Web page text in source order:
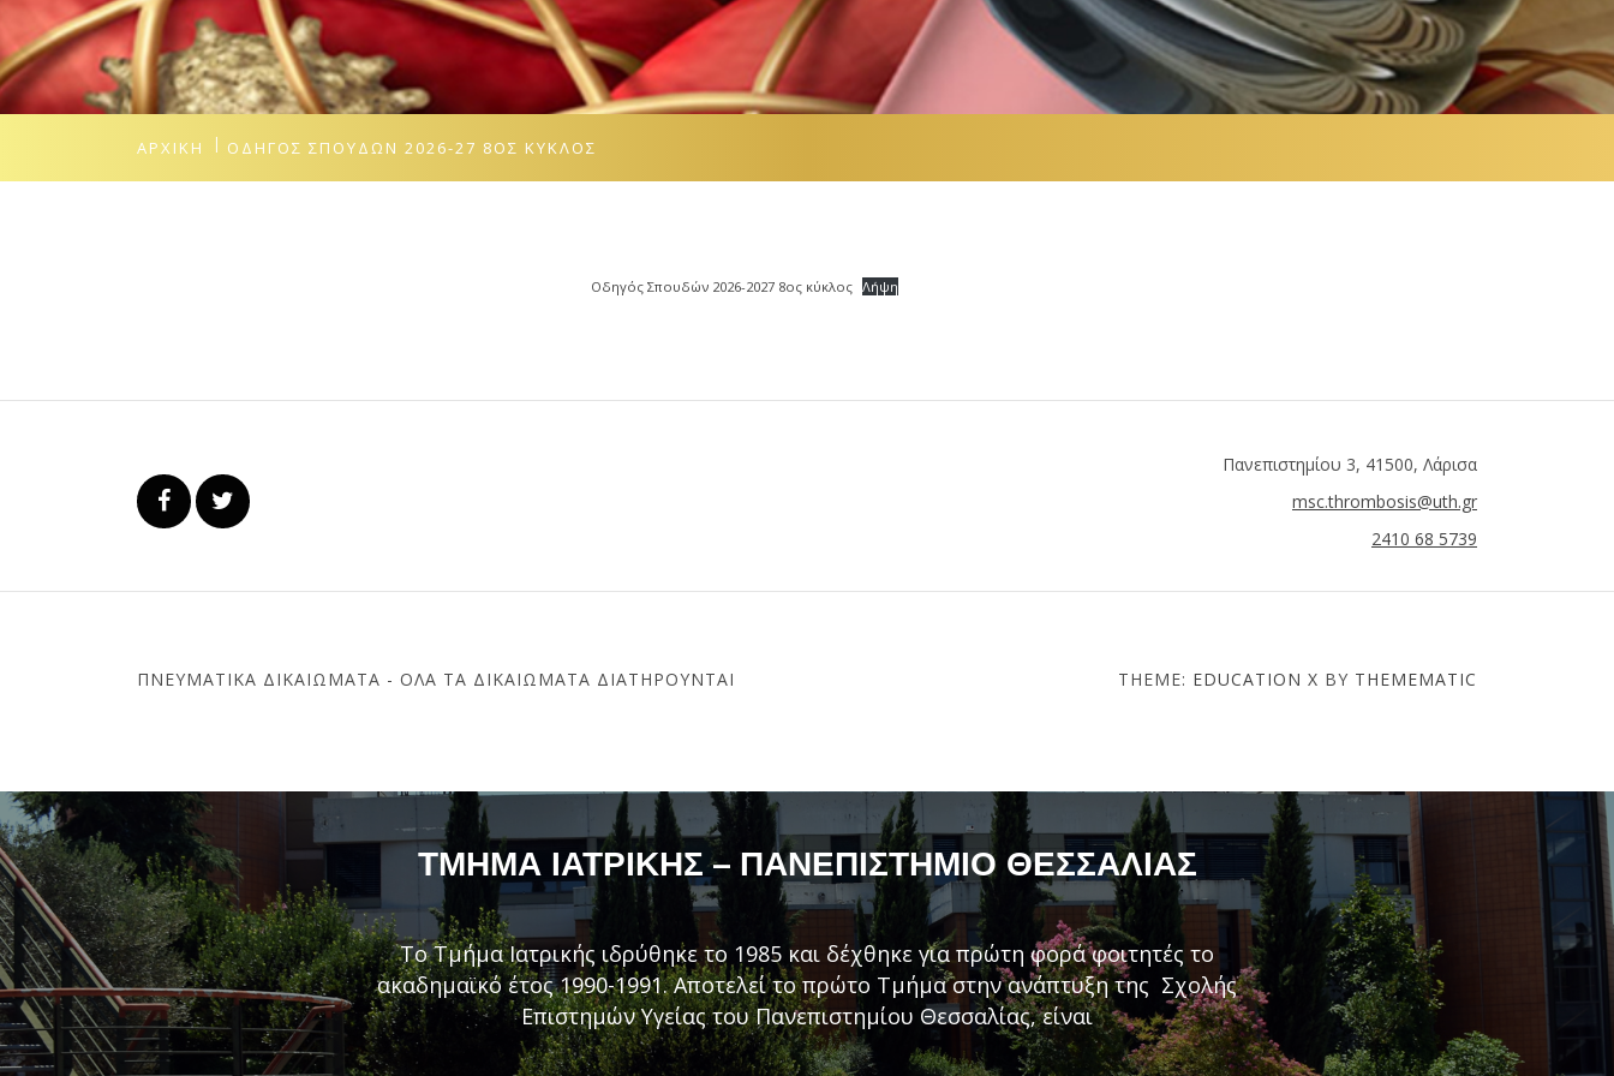
ΑΡΧΙΚΉ ΟΔΗΓΌΣ ΣΠΟΥΔΏΝ 2026-27 8ΟΣ ΚΎΚΛΟΣ
Οδηγός Σπουδών 2026-2027 8ος κύκλος Λήψη
Πανεπιστημίου 3, 41500, Λάρισα
msc.thrombosis@uth.gr
2410 68 5739
ΠΝΕΥΜΑΤΙΚΆ ΔΙΚΑΙΏΜΑΤΑ - ΌΛΑ ΤΑ ΔΙΚΑΙΏΜΑΤΑ ΔΙΑΤΗΡΟΎΝΤΑΙ THEME: EDUCATION X BY THEMEMATIC
ΤΜΉΜΑ ΙΑΤΡΙΚΉΣ – ΠΑΝΕΠΙΣΤΉΜΙΟ ΘΕΣΣΑΛΊΑΣ
Το Τμήμα Ιατρικής ιδρύθηκε το 1985 και δέχθηκε για πρώτη φορά φοιτητές το
ακαδημαϊκό έτος 1990-1991. Αποτελεί το πρώτο Τμήμα στην ανάπτυξη της Σχολής
Επιστημών Υγείας του Πανεπιστημίου Θεσσαλίας, είναι